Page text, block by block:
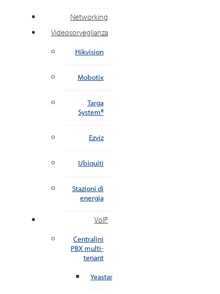
Networking
Videosorveglianza
Hikvision
Mobotix
Targa
System®
Ezviz
Ubiquiti
Stazioni di
energia
VoIP
Centralini
PBX multi-
tenant
Yeastar